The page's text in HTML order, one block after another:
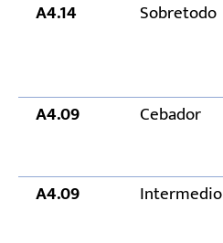
A4.14 Sobretodo
A4.09 Cebador
A4.09 Intermedio